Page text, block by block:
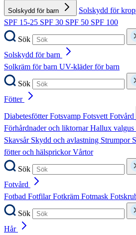
Solskydd för barn Solskydd för
SPF 15-25 SPF 30 SPF 50 SPF 100
Sök
Solskydd för barn
Solkräm för barn UV-kläder för barn
Sök
Fötter
DiabetesfötterFotsvamp FotsvettFotvård
Förhårdnader och liktornarHallux valgus
Skavsår Skydd och avlastning Strumpor
fötter och hälsprickorVårtor
Sök
Fotvård
Fotbad FotfilarFotkräm Fotmask
Sök
Hår